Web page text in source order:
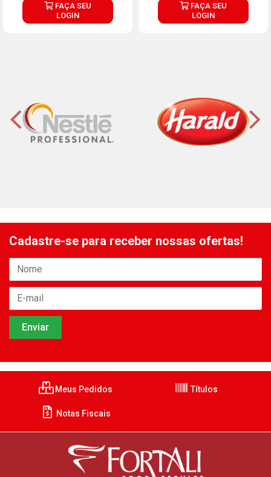
FAÇA SEU
LOGIN
FAÇA SEU
LOGIN
Cadastre-se para receber nossas ofertas!
Meus Pedidos Títulos
Notas Fiscais